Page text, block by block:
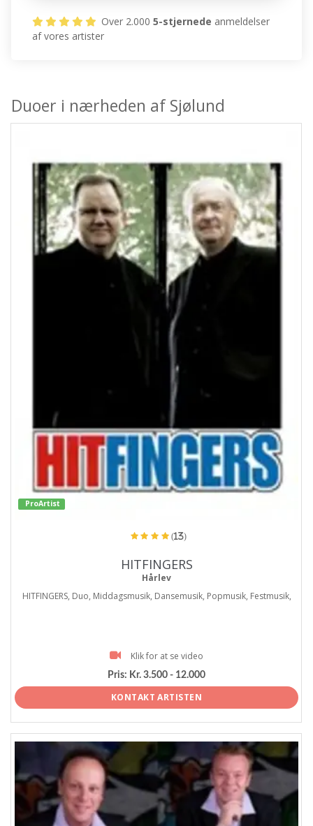
Over 2.0005-stjernede anmeldelser
af vores artister
Duoer i nærheden af Sjølund
ProArtist
(13)
HITFINGERS
Hårlev
HITFINGERS, Duo, Middagsmusik, Dansemusik, Popmusik, Festmusik,
Klik for at se video
Pris: Kr. 3.500 - 12.000
KONTAKT ARTISTEN